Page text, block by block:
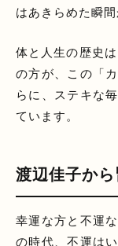
はあきらめた瞬間
体と人生の歴史
の方が、この「
らに、ステキな
ています。
渡辺佳子か
幸運な方と不運
の時代、不運は